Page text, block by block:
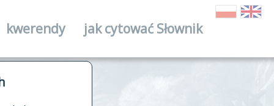
kwerendy jak cytować Słownik